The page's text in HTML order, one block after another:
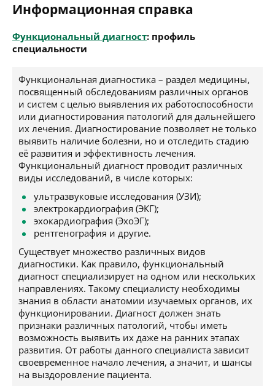
Информационная справка
Функциональный диагност: профиль
специальности
Функциональная диагностика – раздел медицины,
посвященный обследованиям различных органов
и систем с целью выявления их работоспособности
или диагностирования патологий для дальнейшего
их лечения. Диагностирование позволяет не только
выявить наличие болезни, но и отследить стадию
её развития и эффективность лечения.
Функциональный диагност проводит различных
виды исследований, в числе которых:
ультразвуковые исследования (УЗИ);
электрокардиография (ЭКГ);
эхокардиография (ЭхоЭГ);
рентгенография и другие.
Существует множество различных видов
диагностики. Как правило, функциональный
диагност специализирует на одном или нескольких
направлениях. Такому специалисту необходимы
знания в области анатомии изучаемых органов, их
функционировании. Диагност должен знать
признаки различных патологий, чтобы иметь
возможность выявить их даже на ранних этапах
развития. От работы данного специалиста зависит
своевременное начало лечения, а значит, и шансы
на выздоровление пациента.